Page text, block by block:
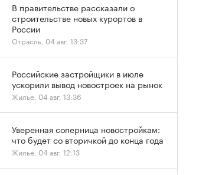
В правительстве рассказали о
строительстве новых курортов в
России
Отрасль, 04 авг, 13:37
Российские застройщики в июле
ускорили вывод новостроек на рынок
Жилье, 04 авг, 13:36
Уверенная соперница новостройкам:
что будет со вторичкой до конца года
Жилье, 04 авг, 12:13